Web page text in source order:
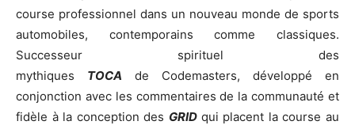
course professionnel dans un nouveau monde de sports
automobiles, contemporains comme classiques.
Successeur spirituel des
mythiques TOCA de Codemasters, développé en
conjonction avec les commentaires de la communauté et
fidèle à la conception des GRID qui placent la course au